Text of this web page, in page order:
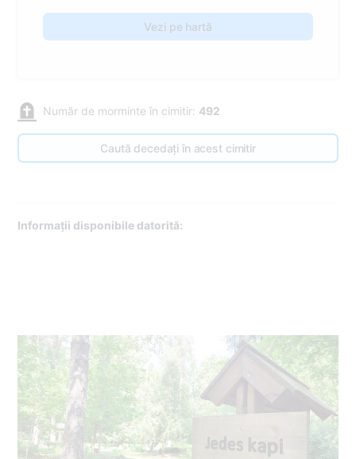
Vezi pe hartă
Număr de morminte în cimitir: 492
Caută decedați în acest cimitir
Informații disponibile datorită: